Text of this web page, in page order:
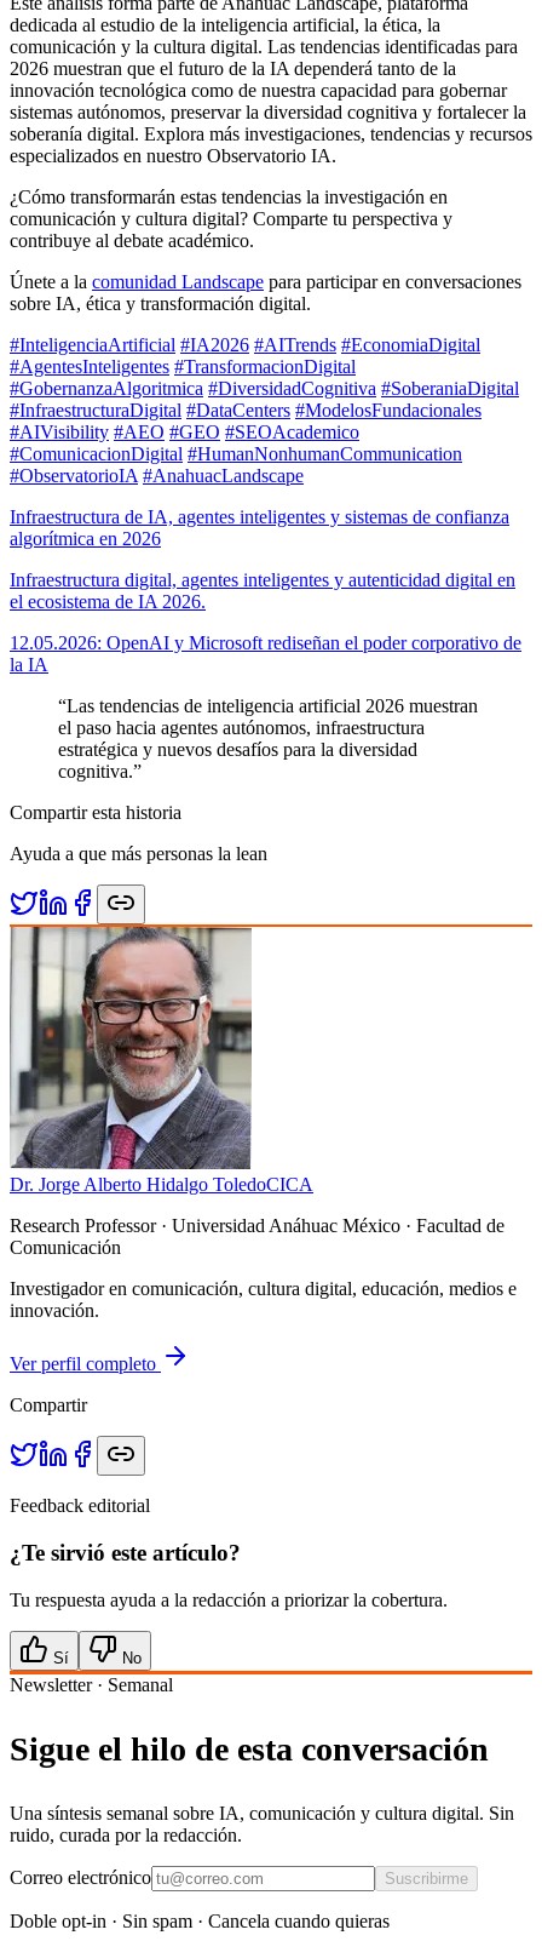
dedicada al estudio de la inteligencia artificial, la ética, la
comunicación y la cultura digital. Las tendencias identificadas para
2026 muestran que el futuro de la IA dependerá tanto de la
innovación tecnológica como de nuestra capacidad para gobernar
sistemas autónomos, preservar la diversidad cognitiva y fortalecer la
soberanía digital. Explora más investigaciones, tendencias y recursos
especializados en nuestro Observatorio IA.
¿Cómo transformarán estas tendencias la investigación en
comunicación y cultura digital? Comparte tu perspectiva y
contribuye al debate académico.
Únete a la comunidad Landscape para participar en conversaciones
sobre IA, ética y transformación digital.
#InteligenciaArtificial #IA2026 #AITrends #EconomiaDigital
#AgentesInteligentes #TransformacionDigital
#GobernanzaAlgoritmica #DiversidadCognitiva #SoberaniaDigital
#InfraestructuraDigital #DataCenters #ModelosFundacionales
#AIVisibility #AEO #GEO #SEOAcademico
#ComunicacionDigital #HumanNonhumanCommunication
#ObservatorioIA #AnahuacLandscape
Infraestructura de IA, agentes inteligentes y sistemas de confianza
algorítmica en 2026
Infraestructura digital, agentes inteligentes y autenticidad digital en
el ecosistema de IA 2026.
12.05.2026: OpenAI y Microsoft rediseñan el poder corporativo de
la IA
“Las tendencias de inteligencia artificial 2026 muestran
el paso hacia agentes autónomos, infraestructura
estratégica y nuevos desafíos para la diversidad
cognitiva.”
Compartir esta historia
Ayuda a que más personas la lean
Dr. Jorge Alberto Hidalgo ToledoCICA
Research Professor· Universidad Anáhuac México · Facultad de
Comunicación
Investigador en comunicación, cultura digital, educación, medios e
innovación.
Ver perfil completo
Compartir
Feedback editorial
¿Te sirvió este artículo?
Tu respuesta ayuda a la redacción a priorizar la cobertura.
Sí No
Newsletter · Semanal
Sigue el hilo de esta conversación
Una síntesis semanal sobre IA, comunicación y cultura digital. Sin
ruido, curada por la redacción.
Correo electrónico Suscribirme
Doble opt-in · Sin spam · Cancela cuando quieras